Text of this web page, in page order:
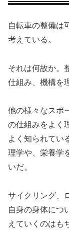
自転車の整備は
考えている。
それは何故か。
仕組み、機構を
他の様々なスポ
の仕組みをよく
よく知られてい
理学や、栄養学
いだ。
サイクリング、
自身の身体につ
えていくのはも